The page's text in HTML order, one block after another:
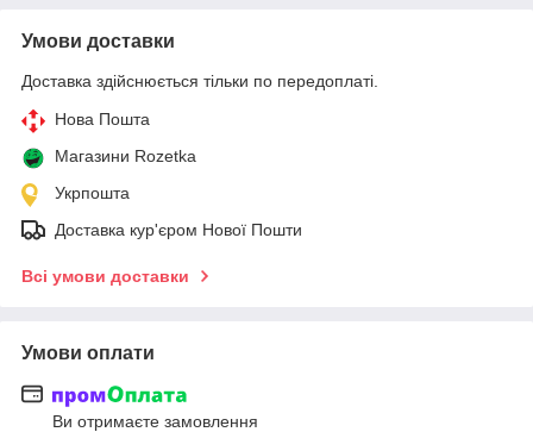
Умови доставки
Доставка здійснюється тільки по передоплаті.
Нова Пошта
Магазини Rozetka
Укрпошта
Доставка кур'єром Нової Пошти
Всі умови доставки
Умови оплати
Ви отримаєте замовлення